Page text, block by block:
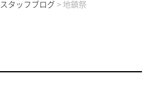
タッフブログ > 地鎮祭